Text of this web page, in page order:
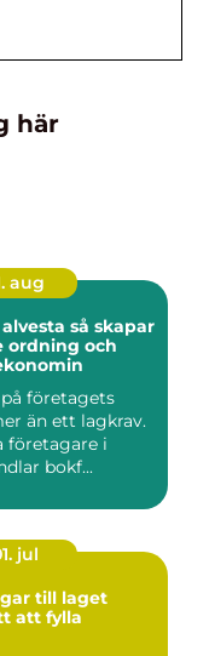
här
aug
så skapar
ordning och
företagets
än ett lagkrav.
företagare i
bokf...
jul
till laget
att fylla